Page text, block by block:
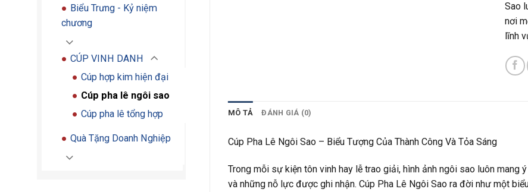
Biểu Trưng - Kỷ niệm
chương
CÚP VINH DANH
Cúp hợp kim hiện đại
Cúp pha lê ngôi sao
Cúp pha lê tổng hợp
Quà Tặng Doanh Nghiệp
Sao
nơi
lĩnh
MÔ TẢ ĐÁNH GIÁ (0)
Cúp Pha Lê Ngôi Sao – Biểu Tượng Của Thành Công Và Tỏa Sáng
Trong mỗi sự kiện tôn vinh hay lễ trao giải, hình ảnh ngôi sao luôn
và những nỗ lực được ghi nhận. Cúp Pha Lê Ngôi Sao ra đời như một